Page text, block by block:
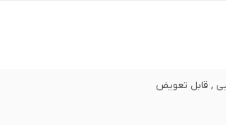
, قابل تعویض